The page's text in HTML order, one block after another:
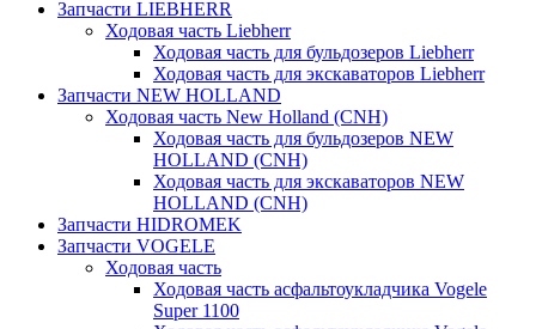
Запчасти LIEBHERR
Ходовая часть Liebherr
Ходовая часть для бульдозеров Liebherr
Ходовая часть для экскаваторов Liebherr
Запчасти NEW HOLLAND
Ходовая часть New Holland (CNH)
Ходовая часть для бульдозеров NEW
HOLLAND (CNH)
Ходовая часть для экскаваторов NEW
HOLLAND (CNH)
Запчасти HIDROMEK
Запчасти VOGELE
Ходовая часть
Ходовая часть асфальтоукладчика Vogele
Super 1100